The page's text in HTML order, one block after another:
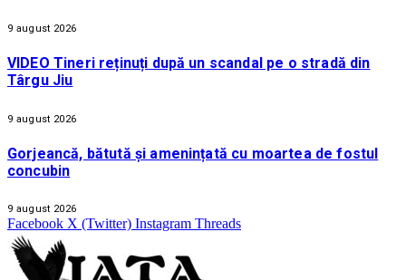
9 august 2026
VIDEO Tineri reținuți după un scandal pe o stradă din
Târgu Jiu
9 august 2026
Gorjeancă, bătută și amenințată cu moartea de fostul
concubin
9 august 2026
Facebook X (Twitter) Instagram Threads